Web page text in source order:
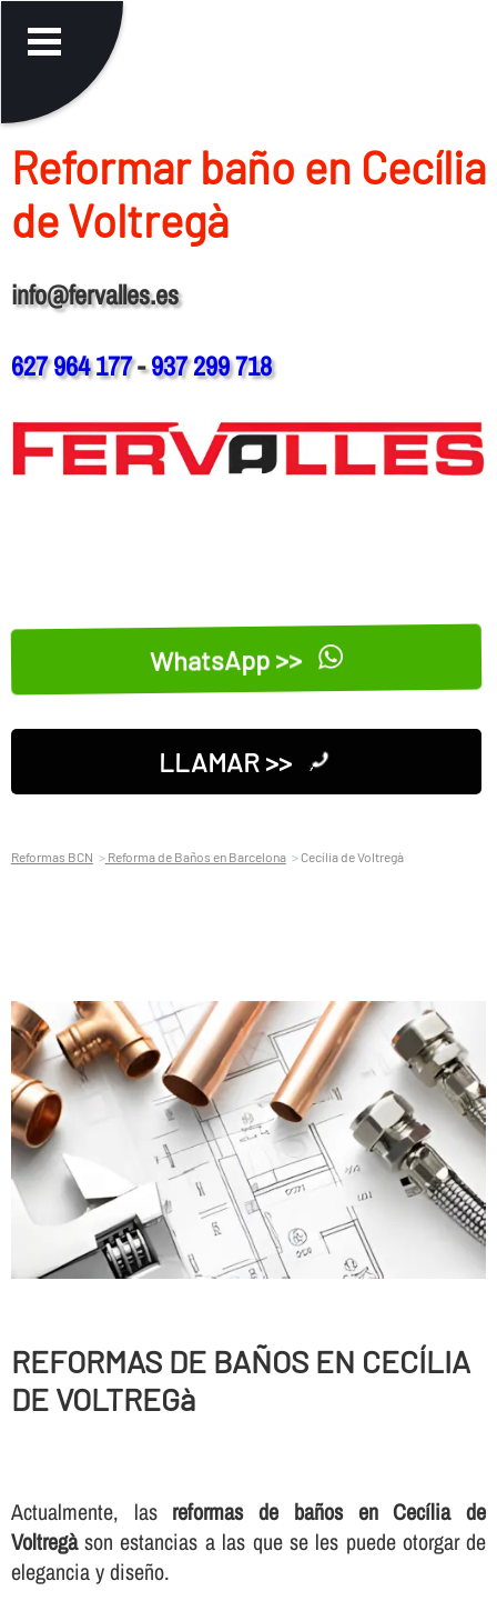
Reformar baño en Cecília
de Voltregà
info@fervalles.es
627 964 177-937 299 718
WhatsApp >>
LLAMAR >>
Reformas BCN Reforma de Baños en Barcelona Cecília de Voltregà
REFORMAS DE BAÑOS EN CECÍLIA
DE VOLTREGà
Actualmente, las reformas de baños en Cecília de
Voltregàson estancias a las que se les puede otorgar de
elegancia y diseño.